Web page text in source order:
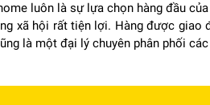
luôn là sự lựa chọn hàng đầu
xã hội rất tiện lợi. Hàng được giao
là một đại lý chuyên phân phối